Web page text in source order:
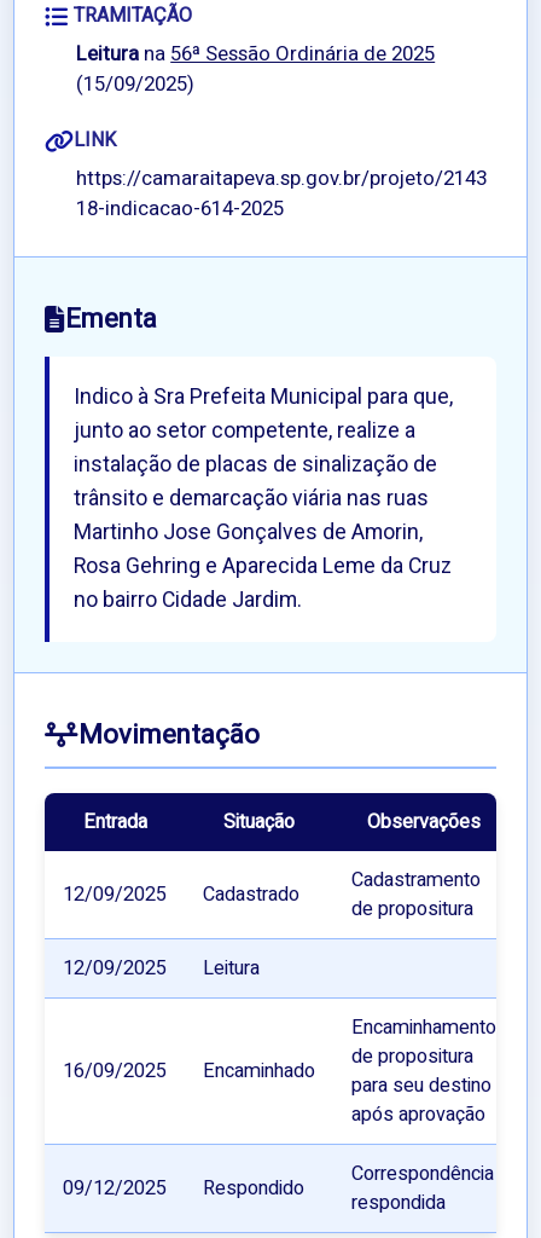
TRAMITAÇÃO
Leitura na56ª Sessão Ordinária de 2025
(15/09/2025)
LINK
https://camaraitapeva.sp.gov.br/projeto/2143
18-indicacao-614-2025
Ementa
Indico à Sra Prefeita Municipal para que,
junto ao setor competente, realize a
instalação de placas de sinalização de
trânsito e demarcação viária nas ruas
Martinho Jose Gonçalves de Amorin,
Rosa Gehring e Aparecida Leme da Cruz
no bairro Cidade Jardim.
Movimentação
Entrada Situação Observações
12/09/2025 Cadastrado
Cadastramento
de propositura
12/09/2025 Leitura
16/09/2025 Encaminhado
Encaminhamento
de propositura
para seu destino
após aprovação
09/12/2025 Respondido
Correspondência
respondida